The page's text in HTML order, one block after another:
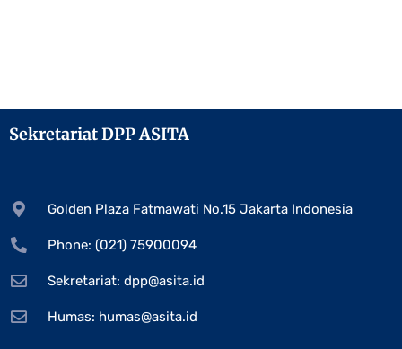
Sekretariat DPP ASITA
Golden Plaza Fatmawati No.15 Jakarta Indonesia
Phone: (021) 75900094
Sekretariat: dpp@asita.id
Humas: humas@asita.id